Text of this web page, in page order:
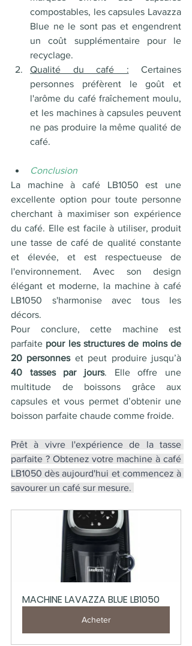
compostables, les capsules Lavazza
Blue ne le sont pas et engendrent
un coût supplémentaire pour le
recyclage.
Qualité du café : Certaines
personnes préfèrent le goût et
l'arôme du café fraîchement moulu,
et les machines à capsules peuvent
ne pas produire la même qualité de
café.
Conclusion
La machine à café LB1050 est une
excellente option pour toute personne
cherchant à maximiser son expérience
du café. Elle est facile à utiliser, produit
une tasse de café de qualité constante
et élevée, et est respectueuse de
l'environnement. Avec son design
élégant et moderne, la machine à café
LB1050 s'harmonise avec tous les
décors.
Pour conclure, cette machine est
parfaite pour les structures de moins de
20 personnes
40 tasses par jours. Elle offre une
multitude de boissons grâce aux
capsules et vous permet d’obtenir une
boisson parfaite chaude comme froide.
Prêt à vivre l'expérience de la tasse
parfaite ? Obtenez votre machine à café
LB1050 dès aujourd'hui et commencez à
savourer un café sur mesure.
MACHINE LAVAZZA BLUE LB1050
Acheter